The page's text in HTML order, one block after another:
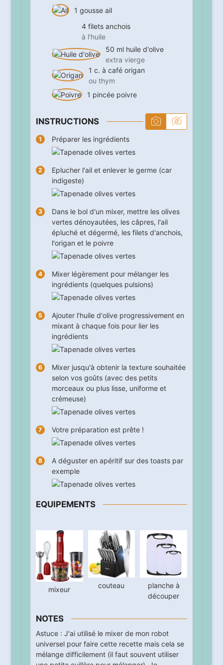
1 gousse ail
4 filets anchois
à l'huile
50 ml huile d'olive
extra vierge
1 c. à café origan
ou thym
1 pincée poivre
INSTRUCTIONS
Préparer les ingrédients
Eplucher l'ail et enlever le germe (car
indigeste)
Dans le bol d'un mixer, mettre les olives
vertes dénoyautées, les câpres, l'ail
épluché et dégermé, les filets d'anchois,
l'origan et le poivre
Mixer légèrement pour mélanger les
ingrédients (quelques pulsions)
Ajouter l'huile d'olive progressivement en
mixant à chaque fois pour lier les
ingrédients
Mixer jusqu'à obtenir la texture souhaitée
selon vos goûts (avec des petits
morceaux ou plus lisse, uniforme et
crémeuse)
Votre préparation est prête !
A déguster en apéritif sur des toasts par
exemple
EQUIPEMENTS
mixeur
couteau
planche à
découper
NOTES
Astuce : J'ai utilisé le mixer de mon robot
universel pour faire cette recette mais cela se
mélange difficilement (il faut souvent utiliser